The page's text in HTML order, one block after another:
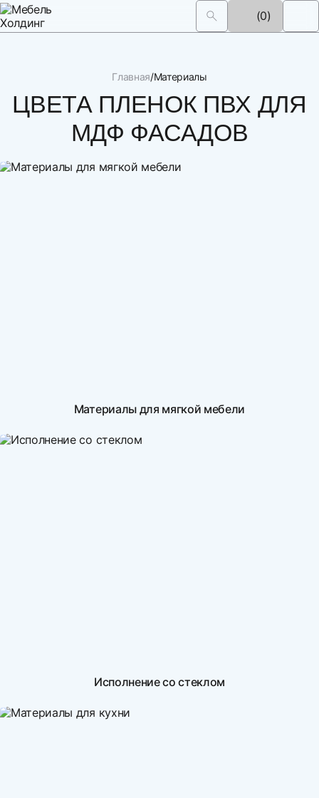
(0)
Главная Материалы
ЦВЕТА ПЛЕНОК ПВХ ДЛЯ
МДФ ФАСАДОВ
Материалы для мягкой мебели
Исполнение со стеклом